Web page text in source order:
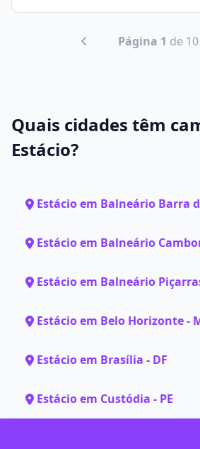
Página 1 de 10
Quais cidades têm
Estácio?
Estácio em Balneário Barra
Estácio em Balneário
Estácio em Balneário
Estácio em Belo Horizonte -
Estácio em Brasília - DF
Estácio em Custódia - PE